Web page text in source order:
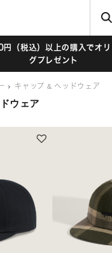
（税込）以上の購入でオリ
グプレゼント
キャップ & ヘッドウェア
ウェア